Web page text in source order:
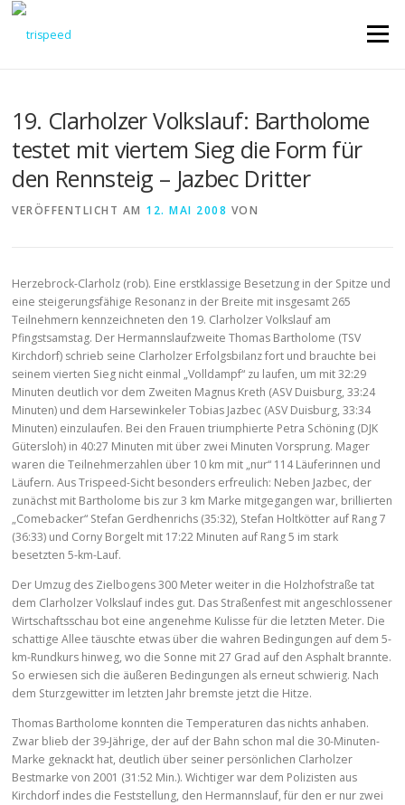
Direkt
Menü
19. Clarholzer Volkslauf: Bartholome
testet mit viertem Sieg die Form für
den Rennsteig – Jazbec Dritter
VERÖFFENTLICHT AM 12. MAI 2008 VON
Herzebrock-Clarholz (rob). Eine erstklassige Besetzung in der Spitze und
eine steigerungsfähige Resonanz in der Breite mit insgesamt 265
Teilnehmern kennzeichneten den 19. Clarholzer Volkslauf am
Pfingstsamstag. Der Hermannslaufzweite Thomas Bartholome (TSV
Kirchdorf) schrieb seine Clarholzer Erfolgsbilanz fort und brauchte bei
seinem vierten Sieg nicht einmal „Volldampf“ zu laufen, um mit 32:29
Minuten deutlich vor dem Zweiten Magnus Kreth (ASV Duisburg, 33:24
Minuten) und dem Harsewinkeler Tobias Jazbec (ASV Duisburg, 33:34
Minuten) einzulaufen. Bei den Frauen triumphierte Petra Schöning (DJK
Gütersloh) in 40:27 Minuten mit über zwei Minuten Vorsprung. Mager
waren die Teilnehmerzahlen über 10 km mit „nur“ 114 Läuferinnen und
Läufern. Aus Trispeed-Sicht besonders erfreulich: Neben Jazbec, der
zunächst mit Bartholome bis zur 3 km Marke mitgegangen war, brillierten
„Comebacker“ Stefan Gerdhenrichs (35:32), Stefan Holtkötter auf Rang 7
(36:33) und Corny Borgelt mit 17:22 Minuten auf Rang 5 im stark
besetzten 5-km-Lauf.
Der Umzug des Zielbogens 300 Meter weiter in die Holzhofstraße tat
dem Clarholzer Volkslauf indes gut. Das Straßenfest mit angeschlossener
Wirtschaftsschau bot eine angenehme Kulisse für die letzten Meter. Die
schattige Allee täuschte etwas über die wahren Bedingungen auf dem 5-
km-Rundkurs hinweg, wo die Sonne mit 27 Grad auf den Asphalt brannte.
So erwiesen sich die äußeren Bedingungen als erneut schwierig. Nach
dem Sturzgewitter im letzten Jahr bremste jetzt die Hitze.
Thomas Bartholome konnten die Temperaturen das nichts anhaben.
Zwar blieb der 39-Jährige, der auf der Bahn schon mal die 30-Minuten-
Marke geknackt hat, deutlich über seiner persönlichen Clarholzer
Bestmarke von 2001 (31:52 Min.). Wichtiger war dem Polizisten aus
Kirchdorf indes die Feststellung, den Hermannslauf, für den er nur zwei